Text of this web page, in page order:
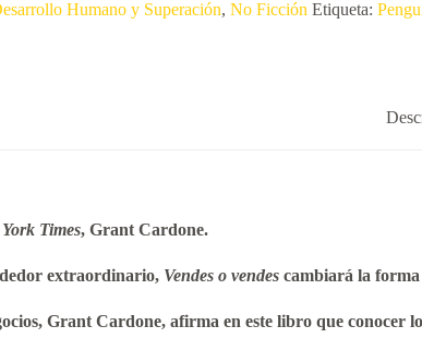
Humano y Superación, No Ficción Etiqueta:
Times, Grant Cardone.
extraordinario, Vendes o vendes cambiará la forma
Grant Cardone, afirma en este libro que